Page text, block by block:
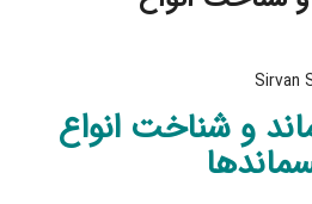
Sirvan
و شناخت انواع